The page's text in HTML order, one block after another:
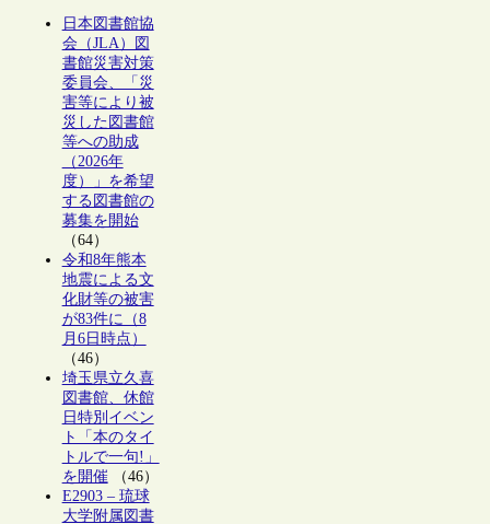
日本図書館協
会（JLA）図
書館災害対策
委員会、「災
害等により被
災した図書館
等への助成
（2026年
度）」を希望
する図書館の
募集を開始
（64）
令和8年熊本
地震による文
化財等の被害
が83件に（8
月6日時点）
（46）
埼玉県立久喜
図書館、休館
日特別イベン
ト「本のタイ
トルで一句!」
を開催（46）
E2903 – 琉球
大学附属図書